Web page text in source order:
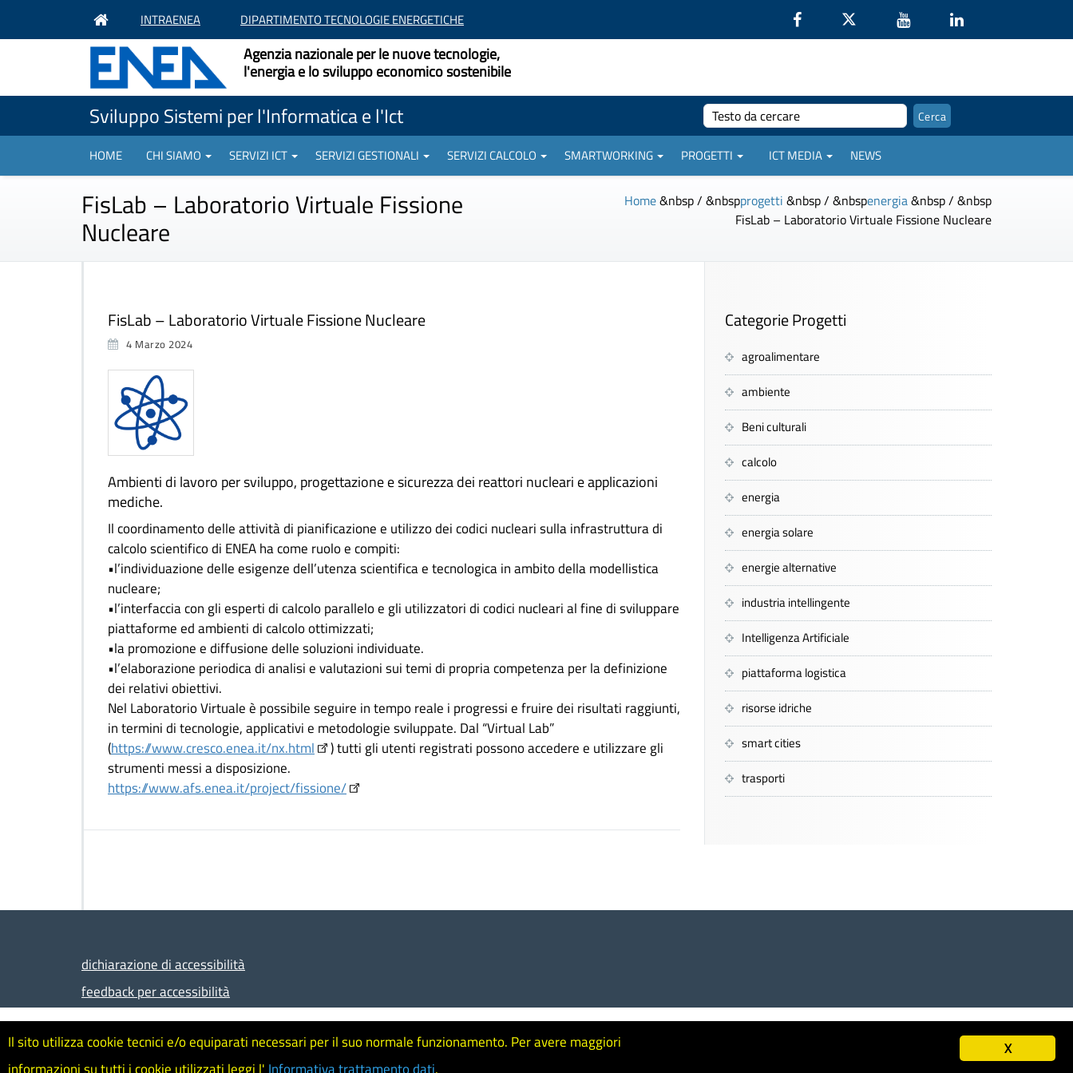
INTRAENEA DIPARTIMENTO TECNOLOGIE ENERGETICHE
Agenzia nazionale per le nuove tecnologie,
l'energia e lo sviluppo economico sostenibile
Sviluppo Sistemi per l'Informatica e l'Ict
HOME CHI SIAMO SERVIZI ICT SERVIZI GESTIONALI SERVIZI CALCOLO SMARTWORKING PROGETTI ICT MEDIA NEWS
FisLab – Laboratorio Virtuale Fissione
Nucleare
Home&nbsp / &nbspprogetti &nbsp / &nbspenergia&nbsp / &nbsp
FisLab – Laboratorio Virtuale Fissione Nucleare
FisLab – Laboratorio Virtuale Fissione Nucleare
4 Marzo 2024
Ambienti di lavoro per sviluppo, progettazione e sicurezza dei reattori nucleari e applicazioni
mediche.
Il coordinamento delle attività di pianificazione e utilizzo dei codici nucleari sulla infrastruttura di
calcolo scientifico di ENEA ha come ruolo e compiti:
•l’individuazione delle esigenze dell’utenza scientifica e tecnologica in ambito della modellistica
nucleare;
•l’interfaccia con gli esperti di calcolo parallelo e gli utilizzatori di codici nucleari al fine di sviluppare
piattaforme ed ambienti di calcolo ottimizzati;
•la promozione e diffusione delle soluzioni individuate.
•l’elaborazione periodica di analisi e valutazioni sui temi di propria competenza per la definizione
dei relativi obiettivi.
Nel Laboratorio Virtuale è possibile seguire in tempo reale i progressi e fruire dei risultati raggiunti,
in termini di tecnologie, applicativi e metodologie sviluppate. Dal “Virtual Lab”
(https://www.cresco.enea.it/nx.html
) tutti gli utenti registrati possono accedere e utilizzare gli
strumenti messi a disposizione.
https://www.afs.enea.it/project/fissione/
Categorie Progetti
agroalimentare
ambiente
Beni culturali
calcolo
energia
energia solare
energie alternative
industria intellingente
Intelligenza Artificiale
piattaforma logistica
risorse idriche
smart cities
trasporti
dichiarazione di accessibilità
feedback per accessibilità
Sviluppato daTERIN-ICT-RETE- © ENEA - Lungotevere Thaon di Revel, 76 - 00196 ROMA – Italia - Partita IVA 00985801000 - Codice Fiscale 01320740580
Informativa trattamento dati
Mappa del sito X
Il sito utilizza cookie tecnici e/o equiparati necessari per il suo normale funzionamento. Per avere maggiori